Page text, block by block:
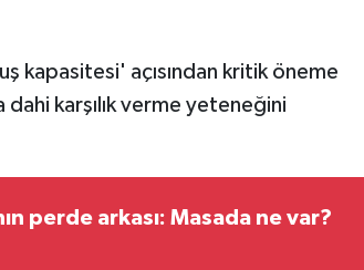
kapasitesi' açısından kritik öneme
dahi karşılık verme yeteneğini
perde arkası: Masada ne var?